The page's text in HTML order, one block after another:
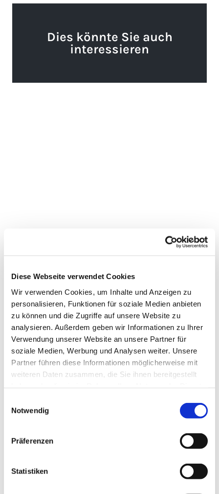
Diese Webseite verwendet Cookies
Wir verwenden Cookies, um Inhalte und Anzeigen zu
personalisieren, Funktionen für soziale Medien anbieten
zu können und die Zugriffe auf unsere Website zu
analysieren. Außerdem geben wir Informationen zu Ihrer
Verwendung unserer Website an unsere Partner für
soziale Medien, Werbung und Analysen weiter. Unsere
Partner führen diese Informationen möglicherweise mit
weiteren Daten zusammen, die Sie ihnen bereitgestellt
Notwendig
Präferenzen
Statistiken
Dies könnte Sie auch
interessieren
NAVIGATION
Gottesdienste
Pfarrei
Lebensbegleitung
Kontakt
ADRESSE
Gemeinsames Pfarrbüro
36419 Schleid